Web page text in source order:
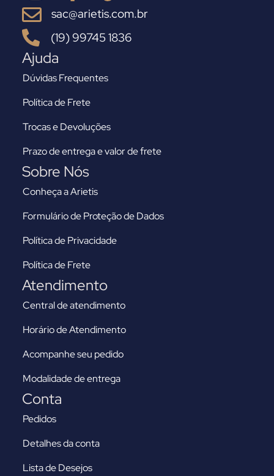
sac@arietis.com.br
(19) 99745 1836
Ajuda
Dúvidas Frequentes
Política de Frete
Trocas e Devoluções
Prazo de entrega e valor de frete
Sobre Nós
Conheça a Arietis
Formulário de Proteção de Dados
Política de Privacidade
Política de Frete
Atendimento
Central de atendimento
Horário de Atendimento
Acompanhe seu pedido
Modalidade de entrega
Conta
Pedidos
Detalhes da conta
Lista de Desejos